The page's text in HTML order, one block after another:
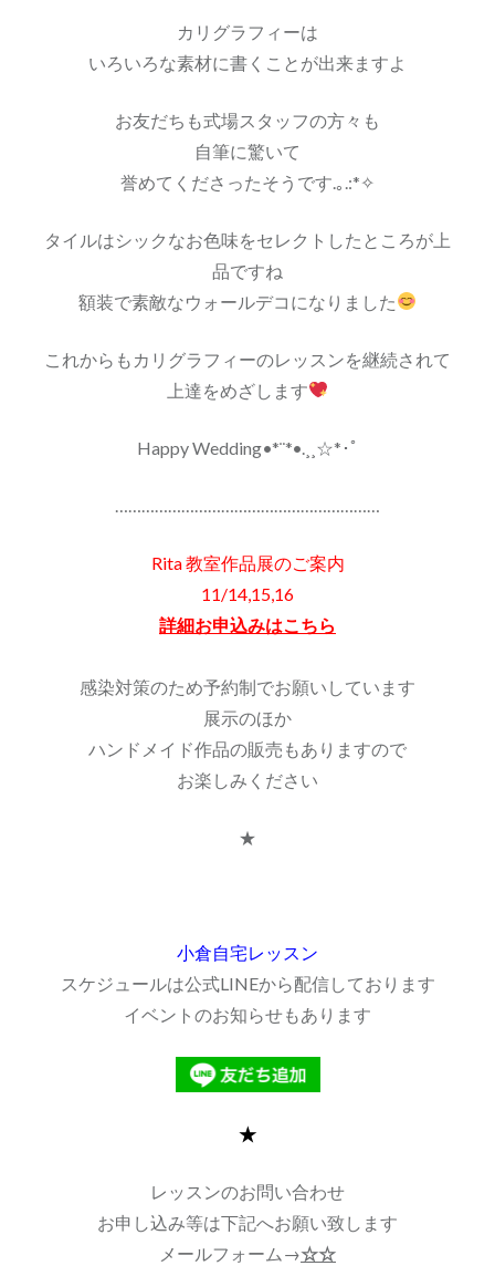
カリグラフィーは
いろいろな素材に書くことが出来ますよ
お友だちも式場スタッフの方々も
自筆に驚いて
誉めてくださったそうです.｡.:*✧
タイルはシックなお色味をセレクトしたところが上
品ですね
額装で素敵なウォールデコになりました
これからもカリグラフィーのレッスンを継続されて
上達をめざします
Happy Wedding•*¨*•.¸¸☆*･ﾟ
Rita 教室作品展のご案内
11/14,15,16
詳細お申込みはこちら
感染対策のため予約制でお願いしています
展示のほか
ハンドメイド作品の販売もありますので
お楽しみください
★
小倉自宅レッスン
スケジュールは公式LINEから配信しております
イベントのお知らせもあります
★
レッスンのお問い合わせ
お申し込み等は下記へお願い致します
メールフォーム→☆☆